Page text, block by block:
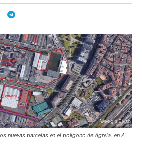
nuevas parcelas en el polígono de Agrela, en A